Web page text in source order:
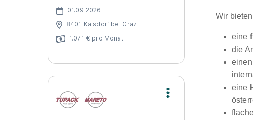
01.09.2026
8401 Kalsdorf bei Graz
1.071 € pro Monat
Wir
eine
die
einen
eine